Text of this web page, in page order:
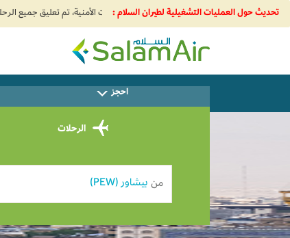
تحديث حول العمليات التشغيلية لطيران السلام :
SalamAir
احجز
الرحلات
من